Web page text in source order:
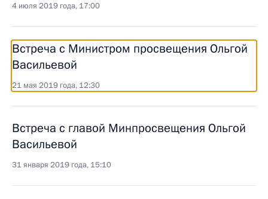
4 июля 2019 года, 17:00
Встреча с Министром просвещения Ольгой
Васильевой
21 мая 2019 года, 12:30
Встреча с главой Минпросвещения Ольгой
Васильевой
31 января 2019 года, 15:10